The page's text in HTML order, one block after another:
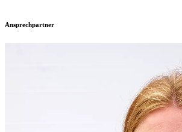
Ansprechpartner